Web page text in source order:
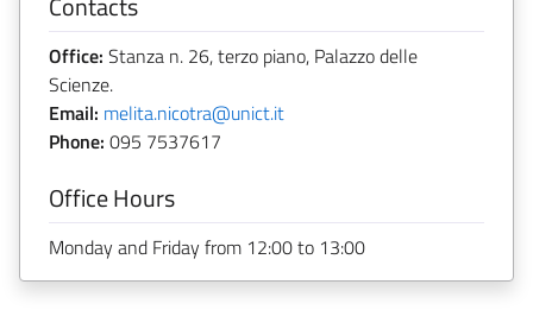
Office: Stanza n. 26, terzo piano, Palazzo delle
Scienze.
Email: melita.nicotra@unict.it
Phone: 095 7537617
Office Hours
Monday and Friday from 12:00 to 13:00